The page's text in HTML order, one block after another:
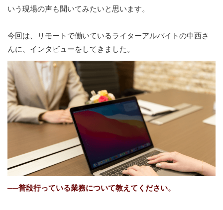
いう現場の声も聞いてみたいと思います。
今回は、リモートで働いているライターアルバイトの中西さ
んに、インタビューをしてきました。
──普段行っている業務について教えてください。